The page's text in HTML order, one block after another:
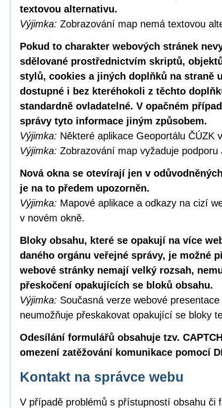
textovou alternativu.
Výjimka: Zobrazování map nemá textovou
Pokud to charakter webových stránek
sdělované prostřednictvím skriptů,
stylů, cookies a jiných doplňků na straně
dostupné i bez kteréhokoli z těchto
standardně ovladatelné. V opačném
správy tyto informace jiným způsobem.
Výjimka: Některé aplikace Geoportálu ČÚZK
Výjimka: Zobrazování map vyžaduje podporu
Nová okna se otevírají jen v
je na to předem upozorněn.
Výjimka: Mapové aplikace a odkazy na cizí
v novém okně.
Bloky obsahu, které se opakují na více
daného orgánu veřejné správy, je možné
webové stránky nemají velký rozsah,
přeskočení opakujících se bloků obsahu.
Výjimka: Současná verze webové
neumožňuje přeskakovat opakující se bloky
Odesílání formulářů obsahuje tzv.
omezení zatěžování komunikace pomocí
Kontakt na správce webu
V případě problémů s přístupností obsahu či